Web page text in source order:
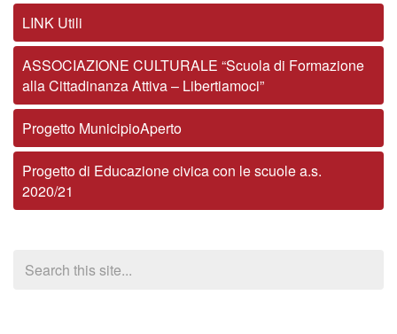
LINK Utili
ASSOCIAZIONE CULTURALE “Scuola di Formazione
alla Cittadinanza Attiva – Libertiamoci”
Progetto MunicipioAperto
Progetto di Educazione civica con le scuole a.s.
2020/21